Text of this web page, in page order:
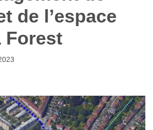
de l’espace
Forest